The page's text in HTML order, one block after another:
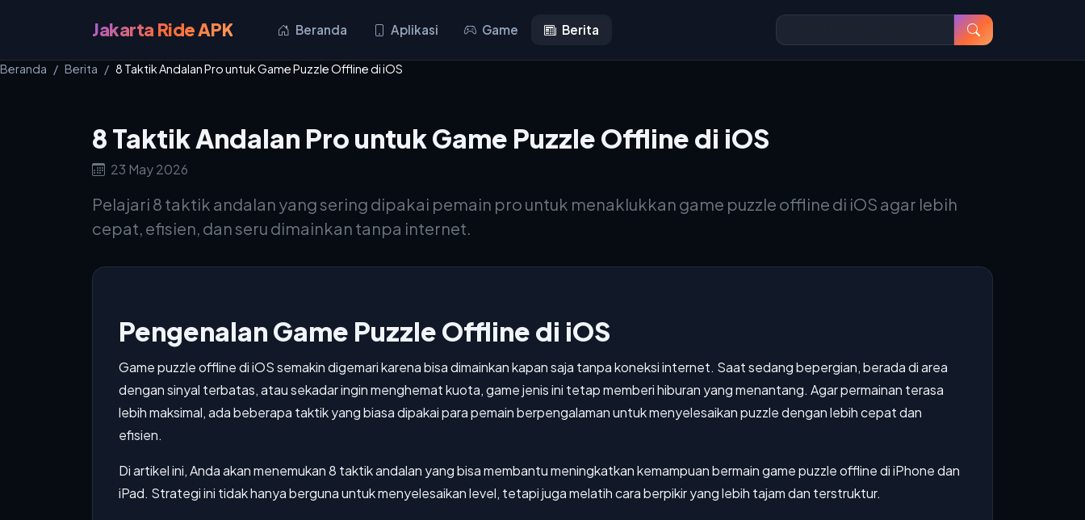
Jakarta Ride APK Beranda Aplikasi Game Berita
Beranda Berita 8 Taktik Andalan Pro untuk Game Puzzle Offline di iOS
8 Taktik Andalan Pro untuk Game Puzzle Offline di iOS
23 May 2026
Pelajari 8 taktik andalan yang sering dipakai pemain pro untuk menaklukkan game puzzle offline di iOS agar lebih
cepat, efisien, dan seru dimainkan tanpa internet.
Pengenalan Game Puzzle Offline di iOS
Game puzzle offline di iOS semakin digemari karena bisa dimainkan kapan saja tanpa koneksi internet. Saat sedang bepergian, berada di area
dengan sinyal terbatas, atau sekadar ingin menghemat kuota, game jenis ini tetap memberi hiburan yang menantang. Agar permainan terasa
lebih maksimal, ada beberapa taktik yang biasa dipakai para pemain berpengalaman untuk menyelesaikan puzzle dengan lebih cepat dan
efisien.
Di artikel ini, Anda akan menemukan 8 taktik andalan yang bisa membantu meningkatkan kemampuan bermain game puzzle offline di iPhone dan
iPad. Strategi ini tidak hanya berguna untuk menyelesaikan level, tetapi juga melatih cara berpikir yang lebih tajam dan terstruktur.